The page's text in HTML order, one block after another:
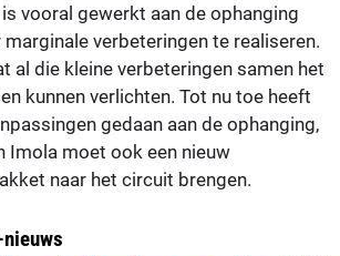
vooral gewerkt aan de ophanging
verbeteringen te realiseren.
al die kleine verbeteringen samen het
kunnen verlichten. Tot nu toe heeft
gedaan aan de ophanging,
Imola moet ook een nieuw
naar het circuit brengen.